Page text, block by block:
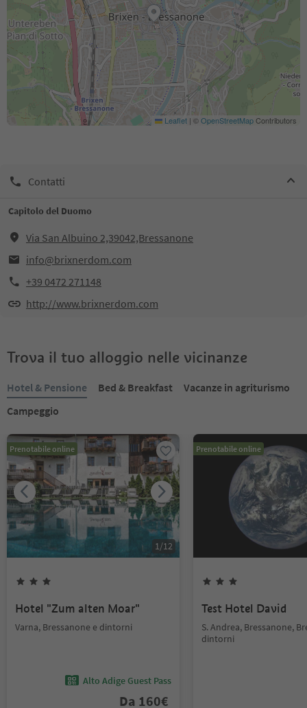
Leaflet | ©OpenStreetMapContributors
Contatti
Capitolo del Duomo
Via San Albuino 2,39042,Bressanone
info@brixnerdom.com
+39 0472 271148
http://www.brixnerdom.com
Trova il tuo alloggio nelle vicinanze
Hotel & Pensione Bed & Breakfast
Vacanze in agriturismo
Campeggio
Prenotabile online
1/12
Hotel "Zum alten Moar"
Varna, Bressanone e dintorni
Alto Adige Guest Pass
Da 160€
Prenotabile online
Test Hotel David
S. Andrea, Bressanone,
dintorni